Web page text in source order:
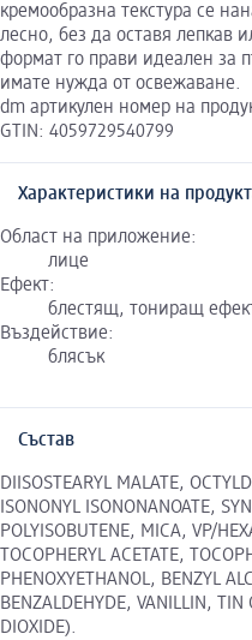
кремообразна текстура се
лесно, без да оставя лепкав
формат го прави идеален за
имате нужда от освежаване.
dm артикулен номер на
GTIN: 4059729540799
Характеристики на
Област на приложение:
лице
Ефект:
блестящ, тониращ
Въздействие:
блясък
Състав
DIISOSTEARYL MALATE,
ISONONYL ISONONANOATE,
POLYISOBUTENE, MICA, VP/
TOCOPHERYL ACETATE,
PHENOXYETHANOL, BENZYL
BENZALDEHYDE, VANILLIN,
DIOXIDE).